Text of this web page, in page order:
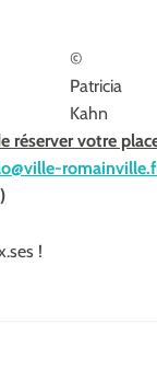
©
Patricia
Kahn
réserver votre
!